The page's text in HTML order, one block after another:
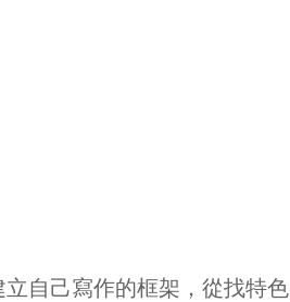
自己寫作的框架，從找特色